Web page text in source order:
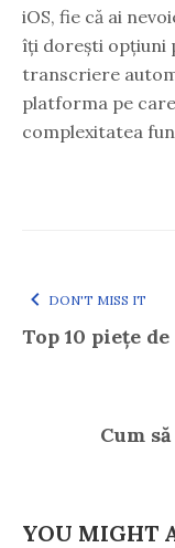
iOS, fie că ai
îți dorești opțiuni
transcriere
platforma pe
complexitatea
DON'T MISS IT
Top 10 piețe
Cum
YOU MIGHT